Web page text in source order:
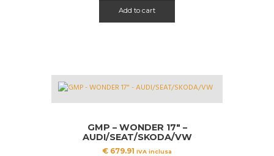
era:
€ 619.99.
è:
€ 592.19.
Add to cart
GMP – WONDER 17″ –
AUDI/SEAT/SKODA/VW
€ 679.91 IVA inclusa